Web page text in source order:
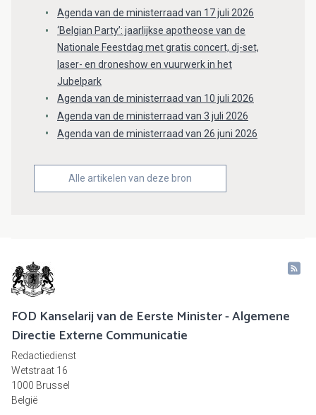
Agenda van de ministerraad van 17 juli 2026
‘Belgian Party’: jaarlijkse apotheose van de
Nationale Feestdag met gratis concert, dj-set,
laser- en droneshow en vuurwerk in het
Jubelpark
Agenda van de ministerraad van 10 juli 2026
Agenda van de ministerraad van 3 juli 2026
Agenda van de ministerraad van 26 juni 2026
Alle artikelen van deze bron
FOD Kanselarij van de Eerste Minister - Algemene
Directie Externe Communicatie
Redactiedienst
Wetstraat 16
1000 Brussel
België